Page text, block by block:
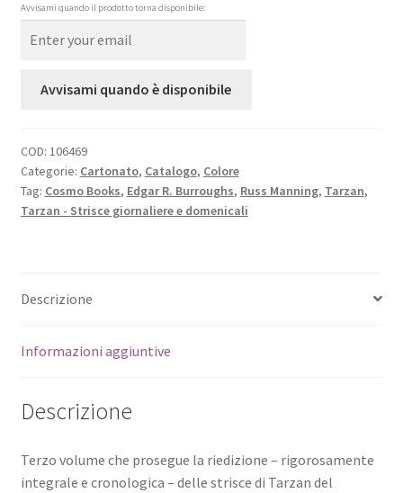
Avvisami quando il prodotto torna disponibile:
Avvisami quando è disponibile
COD: 106469
Categorie: Cartonato, Catalogo, Colore
Tag: Cosmo Books, Edgar R. Burroughs, Russ Manning, Tarzan,
Tarzan - Strisce giornaliere e domenicali
Descrizione
Informazioni aggiuntive
Descrizione
Terzo volume che prosegue la riedizione – rigorosamente
integrale e cronologica – delle strisce di Tarzan del